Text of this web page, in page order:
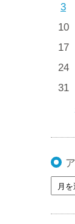
3
10
17
24
31